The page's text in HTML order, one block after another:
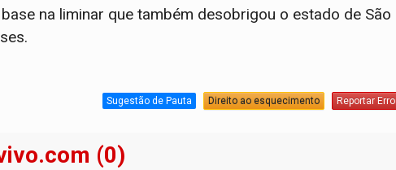
na liminar que também desobrigou o estado de São
Sugestão de Pauta Direito ao esquecimento Reportar Erro
(0)